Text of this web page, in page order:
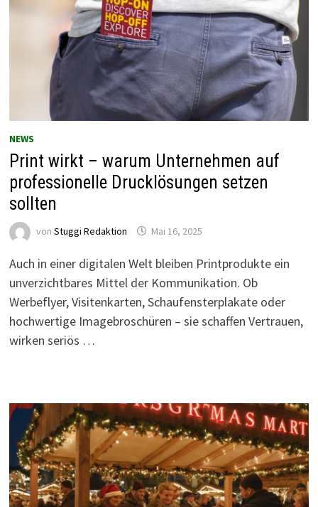
NEWS
Print wirkt – warum Unternehmen auf
professionelle Drucklösungen setzen
sollten
von Stuggi Redaktion Mai 16, 2025
Auch in einer digitalen Welt bleiben Printprodukte ein
unverzichtbares Mittel der Kommunikation. Ob
Werbeflyer, Visitenkarten, Schaufensterplakate oder
hochwertige Imagebroschüren – sie schaffen Vertrauen,
wirken seriös …